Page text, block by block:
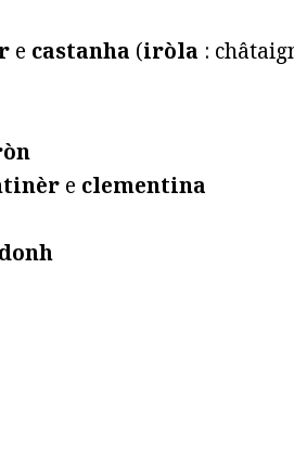
e castanha (iròla :
e clementina